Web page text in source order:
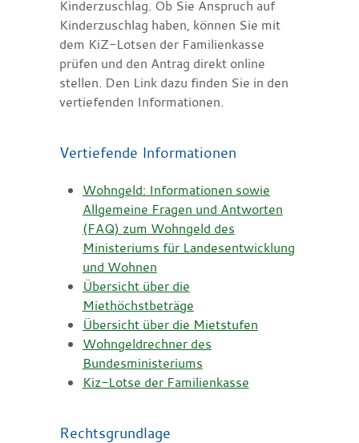
Kinderzuschlag. Ob Sie Anspruch auf
Kinderzuschlag haben, können Sie mit
dem KiZ-Lotsen der Familienkasse
prüfen und den Antrag direkt online
stellen. Den Link dazu finden Sie in den
vertiefenden Informationen.
Vertiefende Informationen
Wohngeld: Informationen sowie
Allgemeine Fragen und Antworten
(FAQ) zum Wohngeld des
Ministeriums für Landesentwicklung
und Wohnen
Übersicht über die
Miethöchstbeträge
Übersicht über die Mietstufen
Wohngeldrechner des
Bundesministeriums
Kiz-Lotse der Familienkasse
Rechtsgrundlage